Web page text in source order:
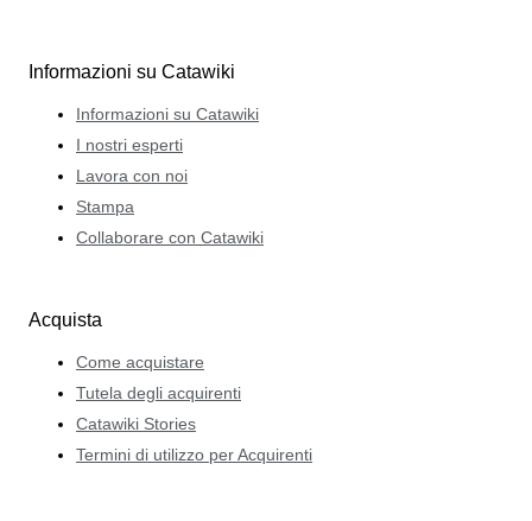
Informazioni su Catawiki
Informazioni su Catawiki
I nostri esperti
Lavora con noi
Stampa
Collaborare con Catawiki
Acquista
Come acquistare
Tutela degli acquirenti
Catawiki Stories
Termini di utilizzo per Acquirenti